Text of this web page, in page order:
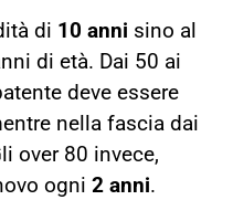
di 10 anni sino al
di età. Dai 50 ai
deve essere
nella fascia dai
over 80 invece,
ogni 2 anni.